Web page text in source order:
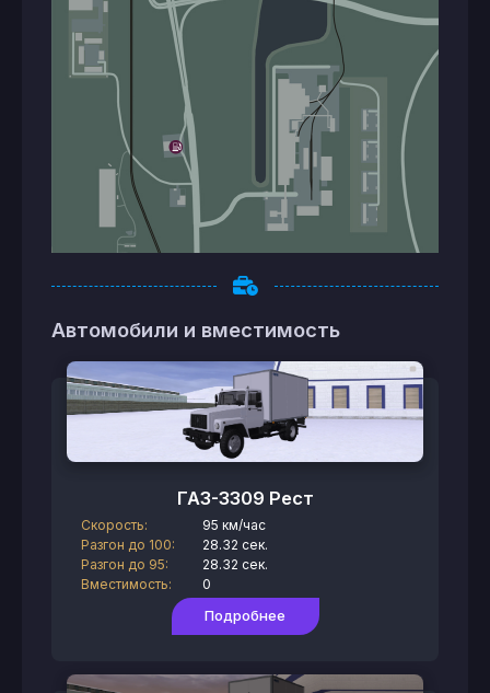
Автомобили и вместимость
ГАЗ-3309 Рест
Скорость:
95 км/час
Разгон до 100:
28.32 сек.
Разгон до 95:
28.32 сек.
Вместимость:
0
Подробнее